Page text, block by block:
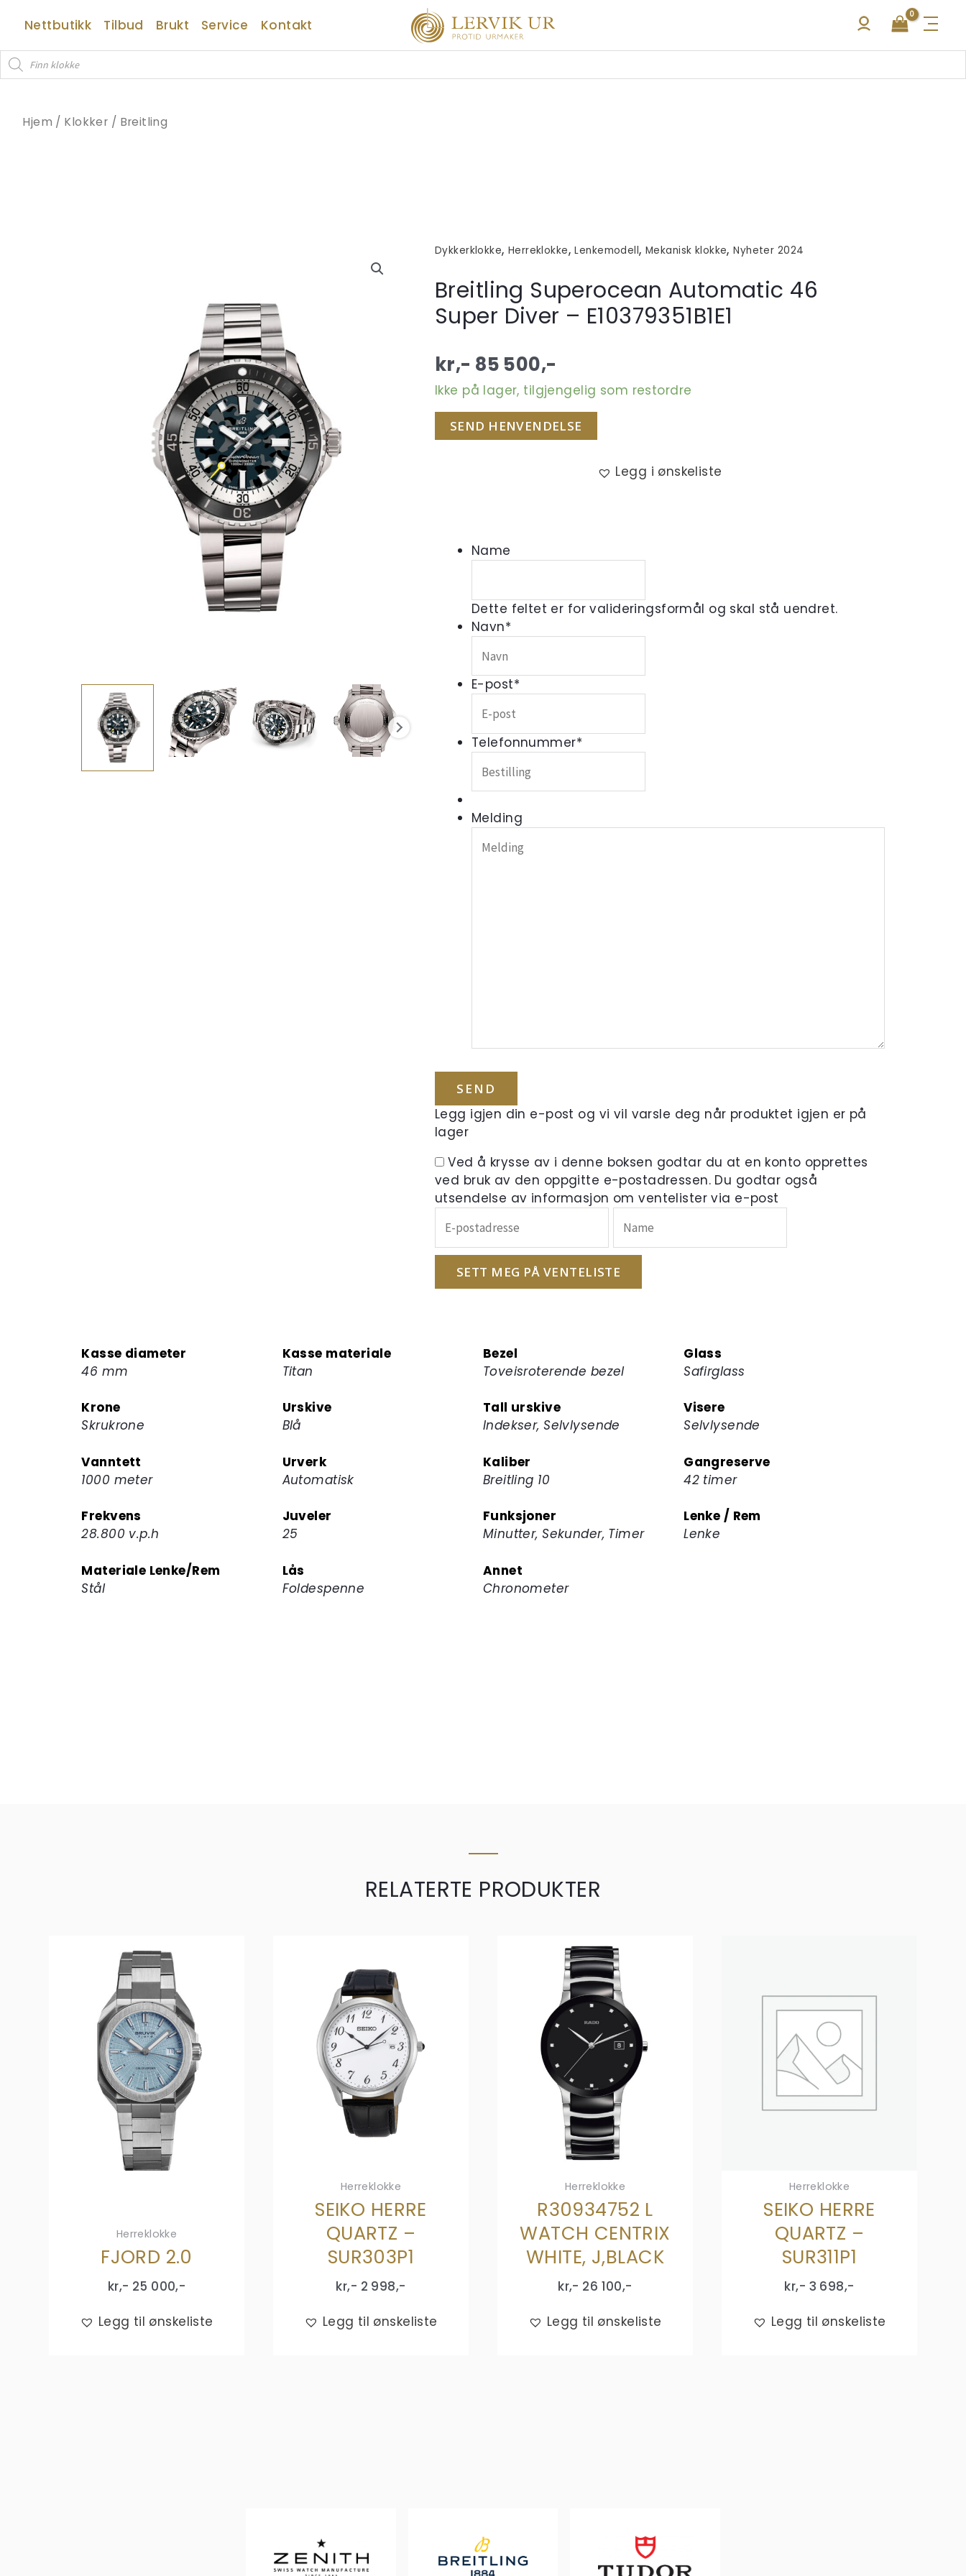
innholdet
Nettbutikk Tilbud Brukt Service
Kontakt
Products
search
Hjem / Klokker / Breitling
Dykkerklokke, Herreklokke,Lenkemodell,Mekanisk klokke,Nyheter 2024
Breitling Superocean Automatic 46
Super Diver – E10379351B1E1
kr,- 85 500,-
Ikke på lager, tilgjengelig som restordre
SEND HENVENDELSE
Legg i ønskeliste
Name
Dette feltet er for valideringsformål og skal stå uendret.
Navn*
E-post*
Telefonnummer*
Melding
Legg igjen din e-post og vi vil varsle deg når produktet igjen er på
lager
Ved å krysse av i denne boksen godtar du at en konto opprettes
ved bruk av den oppgitte e-postadressen. Du godtar også
utsendelse av informasjon om ventelister via e-post
inn
e-
postadressen
din
SETT MEG PÅ VENTELISTE
Kasse diameter
46 mm
Kasse materiale
Titan
Bezel
Toveisroterende bezel
Glass
Safirglass
Krone
Skrukrone
Urskive
Blå
Tall urskive
Indekser, Selvlysende
Visere
Selvlysende
Vanntett
1000 meter
Urverk
Automatisk
Kaliber
Breitling 10
Gangreserve
42 timer
Frekvens
28.800 v.p.h
Juveler
25
Funksjoner
Minutter, Sekunder, Timer
Lenke / Rem
Lenke
Materiale Lenke/Rem
Stål
Lås
Foldespenne
Annet
Chronometer
RELATERTE PRODUKTER
Herreklokke
FJORD 2.0
kr,- 25 000,-
Legg til ønskeliste
Herreklokke
SEIKO HERRE
QUARTZ –
SUR303P1
kr,- 2 998,-
Legg til ønskeliste
Herreklokke
R30934752 L
WATCH CENTRIX
WHITE, J,BLACK
kr,- 26 100,-
Legg til ønskeliste
Herreklokke
SEIKO HERRE
QUARTZ –
SUR311P1
kr,- 3 698,-
Legg til ønskeliste